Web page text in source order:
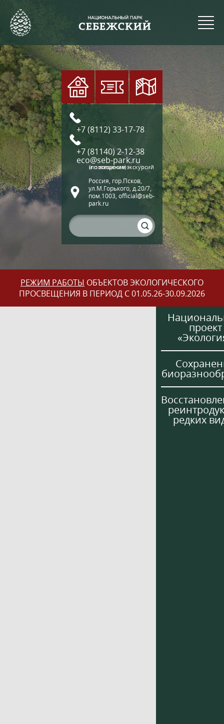
+7 (8112) 33-17-78
+7 (81140) 2-12-38
eco@seb-park.ru
(по вопросам экскурсий и посещения)
Россия, гор.Псков,
ул.М.Горького, д.20/7,
пом.1003, official@seb-
park.ru
РЕЖИМ РАБОТЫ ОБЪЕКТОВ ЭКОЛОГИЧЕСКОГО
ПРОСВЕЩЕНИЯ В ПЕРИОД С 01.05.26-30.09.2026
проект
редких